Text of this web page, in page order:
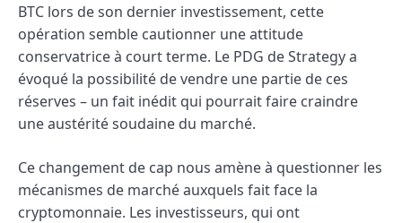
BTC lors de son dernier investissement, cette
opération semble cautionner une attitude
conservatrice à court terme. Le PDG de Strategy a
évoqué la possibilité de vendre une partie de ces
réserves – un fait inédit qui pourrait faire craindre
une austérité soudaine du marché.
Ce changement de cap nous amène à questionner les
mécanismes de marché auxquels fait face la
cryptomonnaie. Les investisseurs, qui ont